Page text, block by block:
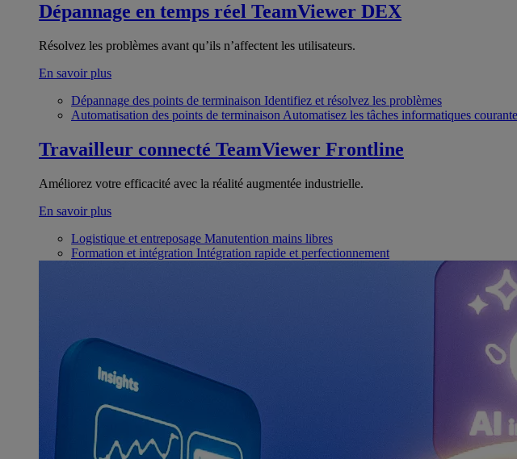
Dépannage en temps réel TeamViewer DEX
Résolvez les problèmes avant qu’ils n’affectent les utilisateurs.
En savoir plus
Dépannage des points de terminaison Identifiez et résolvez les problèmes
Automatisation des points de terminaison Automatisez les tâches informatiques
Travailleur connecté TeamViewer Frontline
Améliorez votre efficacité avec la réalité augmentée industrielle.
En savoir plus
Logistique et entreposage Manutention mains libres
Formation et intégration Intégration rapide et perfectionnement